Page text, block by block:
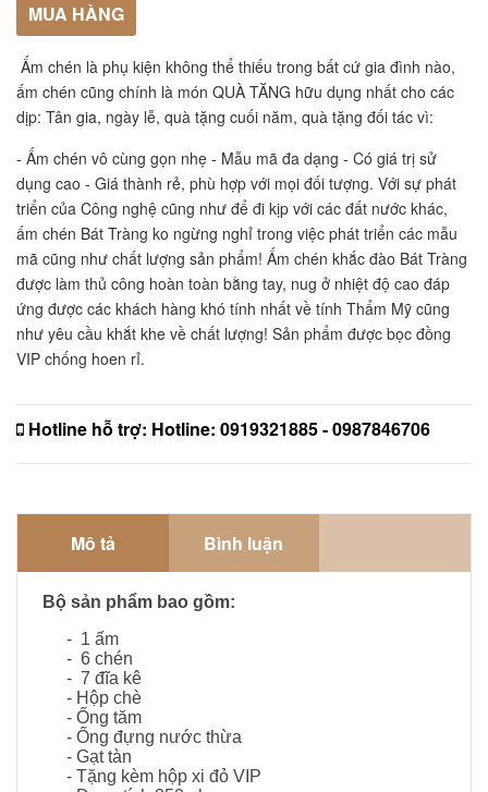
MUA HÀNG
Ấm chén là phụ kiện không thể thiếu trong bất cứ gia đình nào,
ấm chén cũng chính là món QUÀ TĂNG hữu dụng nhất cho các
dịp: Tân gia, ngày lễ, quà tặng cuối năm, quà tặng đối tác vì:
- Ấm chén vô cùng gọn nhẹ - Mẫu mã đa dạng - Có giá trị sử
dụng cao - Giá thành rẻ, phù hợp với mọi đối tượng. Với sự phát
triển của Công nghệ cũng như để đi kịp với các đất nước khác,
ấm chén Bát Tràng ko ngừng nghỉ trong việc phát triển các mẫu
mã cũng như chất lượng sản phẩm! Ấm chén khắc đào Bát Tràng
được làm thủ công hoàn toàn bằng tay, nug ở nhiệt độ cao đáp
ứng được các khách hàng khó tính nhất về tính Thẩm Mỹ cũng
như yêu cầu khắt khe về chất lượng! Sản phẩm được bọc đồng
VIP chống hoen rỉ.
Hotline hỗ trợ: Hotline: 0919321885 - 0987846706
Mô tả Bình luận
Bộ sản phẩm bao gồm:
- 1 ấm
- 6 chén
- 7 đĩa kê
- Hộp chè
- Ống tăm
- Ống đựng nước thừa
- Gạt tàn
- Tặng kèm hộp xi đỏ VIP